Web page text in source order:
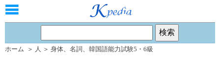
ホーム ＞ 人 ＞ 身体、 名詞 、 韓国語能力試験5・6級